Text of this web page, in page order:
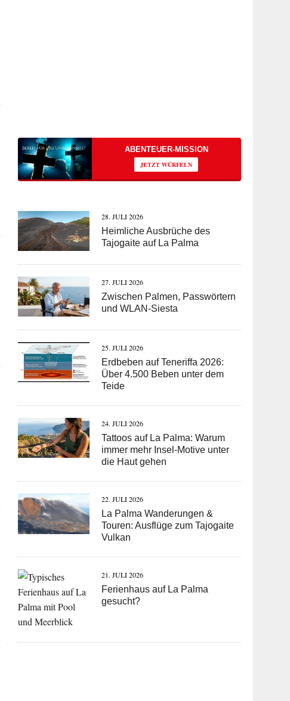
ABENTEUER-MISSION
JETZT WÜRFELN
28. JULI 2026
Heimliche Ausbrüche des
Tajogaite auf La Palma
27. JULI 2026
Zwischen Palmen, Passwörtern
und WLAN-Siesta
25. JULI 2026
Erdbeben auf Teneriffa 2026:
Über 4.500 Beben unter dem
Teide
24. JULI 2026
Tattoos auf La Palma: Warum
immer mehr Insel-Motive unter
die Haut gehen
22. JULI 2026
La Palma Wanderungen &
Touren: Ausflüge zum Tajogaite
Vulkan
21. JULI 2026
Ferienhaus auf La Palma
gesucht?